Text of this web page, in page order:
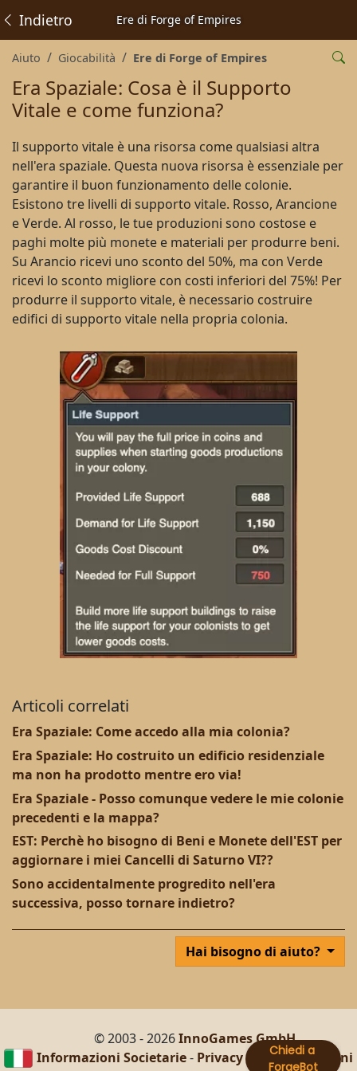
Ere di Forge of Empires
Indietro
Aiuto Giocabilità Ere di Forge of Empires
Era Spaziale: Cosa è il Supporto
Vitale e come funziona?
Il supporto vitale è una risorsa come qualsiasi altra
nell'era spaziale. Questa nuova risorsa è essenziale per
garantire il buon funzionamento delle colonie.
Esistono tre livelli di supporto vitale. Rosso, Arancione
e Verde. Al rosso, le tue produzioni sono costose e
paghi molte più monete e materiali per produrre beni.
Su Arancio ricevi uno sconto del 50%, ma con Verde
ricevi lo sconto migliore con costi inferiori del 75%! Per
produrre il supporto vitale, è necessario costruire
edifici di supporto vitale nella propria colonia.
Articoli correlati
Era Spaziale: Come accedo alla mia colonia?
Era Spaziale: Ho costruito un edificio residenziale
ma non ha prodotto mentre ero via!
Era Spaziale - Posso comunque vedere le mie colonie
precedenti e la mappa?
EST: Perchè ho bisogno di Beni e Monete dell'EST per
aggiornare i miei Cancelli di Saturno VI??
Sono accidentalmente progredito nell'era
successiva, posso tornare indietro?
Hai bisogno di aiuto?
© 2003 - 2026InnoGames GmbH
Informazioni Societarie- Privacy dei dati-Termini